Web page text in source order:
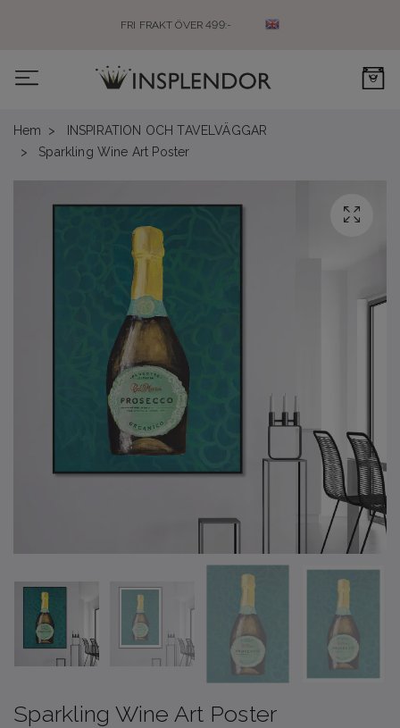
FRI FRAKT ÖVER 499:-
0
Hem
INSPIRATION OCH TAVELVÄGGAR
Sparkling Wine Art Poster
Sparkling Wine Art Poster